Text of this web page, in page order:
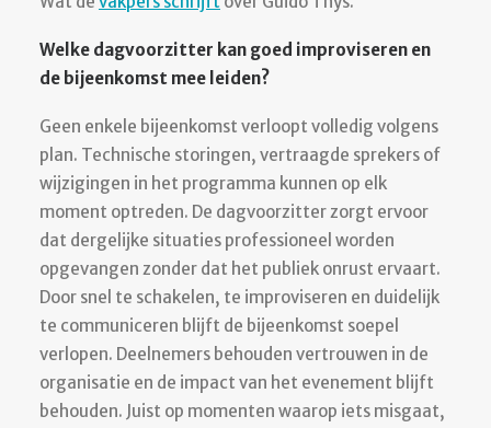
Welke dagvoorzitter kan goed improviseren en
de bijeenkomst mee leiden?
Geen enkele bijeenkomst verloopt volledig volgens
plan. Technische storingen, vertraagde sprekers of
wijzigingen in het programma kunnen op elk
moment optreden. De dagvoorzitter zorgt ervoor
dat dergelijke situaties professioneel worden
opgevangen zonder dat het publiek onrust ervaart.
Door snel te schakelen, te improviseren en duidelijk
te communiceren blijft de bijeenkomst soepel
verlopen. Deelnemers behouden vertrouwen in de
organisatie en de impact van het evenement blijft
behouden. Juist op momenten waarop iets misgaat,